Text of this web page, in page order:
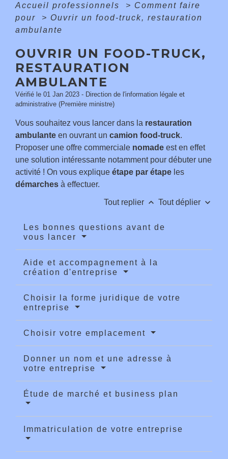
Accueil professionnels > Comment faire
pour
> Ouvrir un food-truck, restauration
ambulante
OUVRIR UN FOOD-TRUCK,
RESTAURATION
AMBULANTE
Vérifié le 01 Jan 2023 - Direction de l'information légale et
administrative (Première ministre)
Vous souhaitez vous lancer dans la restauration
ambulante en ouvrant un camion food-truck.
Proposer une offre commerciale nomade est en effet
une solution intéressante notamment pour débuter une
activité ! On vous explique étape par étape les
démarches à effectuer.
Tout replier keyboard_arrow_up Tout déplier keyboard_arrow_down
Les bonnes questions avant de
vous lancer
Aide et accompagnement à la
création d'entreprise
Choisir la forme juridique de votre
entreprise
Choisir votre emplacement
Donner un nom et une adresse à
votre entreprise
Étude de marché et business plan
Immatriculation de votre entreprise